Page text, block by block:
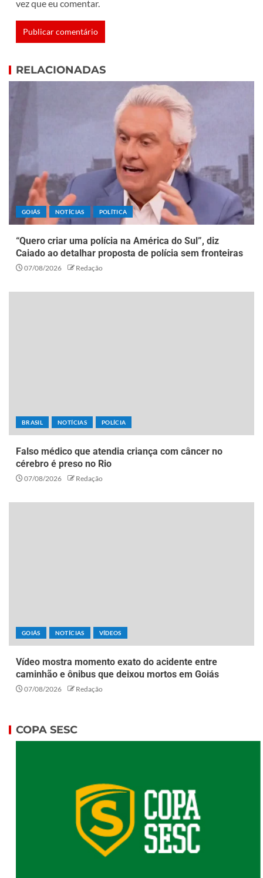
vez que eu comentar.
RELACIONADAS
GOIÁS NOTÍCIAS POLÍTICA
“Quero criar uma polícia na América do Sul”, diz
Caiado ao detalhar proposta de polícia sem fronteiras
07/08/2026 Redação
BRASIL NOTÍCIAS POLÍCIA
Falso médico que atendia criança com câncer no
cérebro é preso no Rio
07/08/2026 Redação
GOIÁS NOTÍCIAS VÍDEOS
Vídeo mostra momento exato do acidente entre
caminhão e ônibus que deixou mortos em Goiás
07/08/2026 Redação
COPA SESC